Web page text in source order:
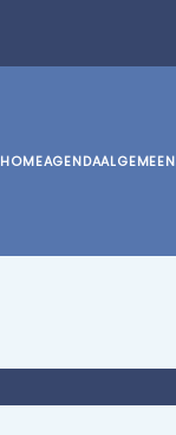
HOMEAGENDAALGEMEEN